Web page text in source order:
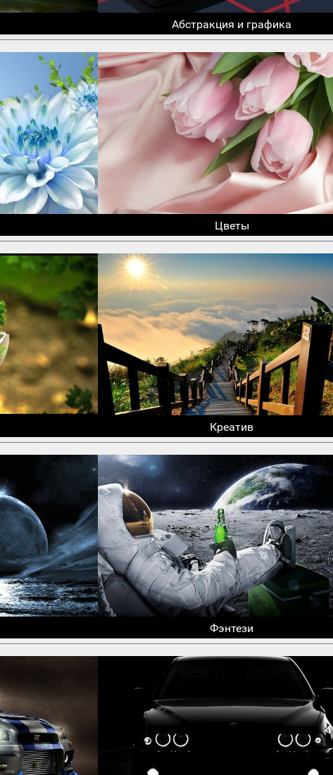
Абстракция и графика
Цветы
Креатив
Фэнтези